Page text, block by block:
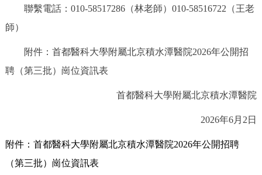
聯繫電話：010-58517286（林老師）010-58516722（王老
師）
附件：首都醫科大學附屬北京積水潭醫院2026年公開招
聘（第三批）崗位資訊表
首都醫科大學附屬北京積水潭醫院
2026年6月2日
附件：首都醫科大學附屬北京積水潭醫院2026年公開招聘
（第三批）崗位資訊表